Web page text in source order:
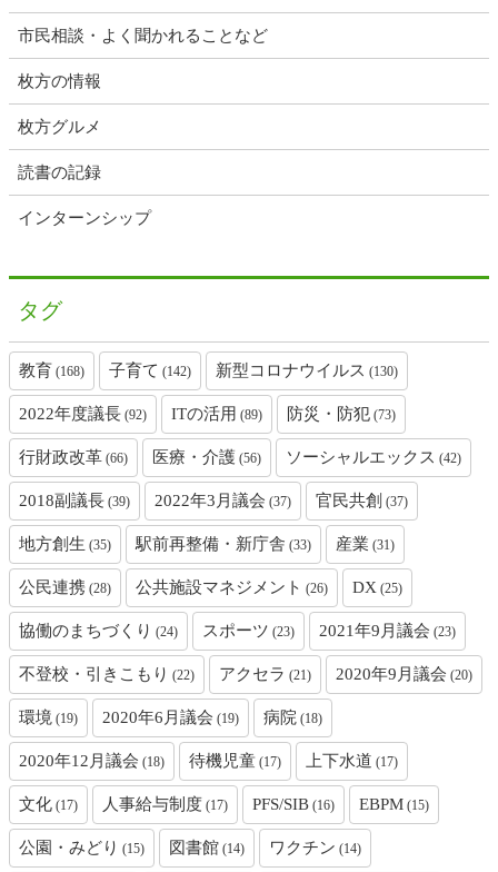
市民相談・よく聞かれることなど
枚方の情報
枚方グルメ
読書の記録
インターンシップ
タグ
教育 (168) 子育て (142) 新型コロナウイルス (130)
2022年度議長 (92) ITの活用 (89) 防災・防犯 (73)
行財政改革 (66) 医療・介護 (56) ソーシャルエックス (42)
2018副議長 (39) 2022年3月議会 (37) 官民共創 (37)
地方創生 (35) 駅前再整備・新庁舎 (33) 産業 (31)
公民連携 (28) 公共施設マネジメント (26) DX (25)
協働のまちづくり (24) スポーツ (23) 2021年9月議会 (23)
不登校・引きこもり (22) アクセラ (21) 2020年9月議会 (20)
環境 (19) 2020年6月議会 (19) 病院 (18)
2020年12月議会 (18) 待機児童 (17) 上下水道 (17)
文化 (17) 人事給与制度 (17) PFS/SIB (16) EBPM (15)
公園・みどり (15) 図書館 (14) ワクチン (14)